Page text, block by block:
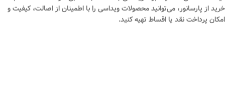
خرید از پارسانور، می‌توانید محصولات ویداسی را با اطمینان از اصالت، کیفیت و
امکان پرداخت نقد یا اقساط تهیه کنید.